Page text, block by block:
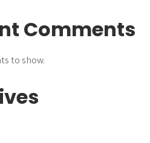
Comments
to show.